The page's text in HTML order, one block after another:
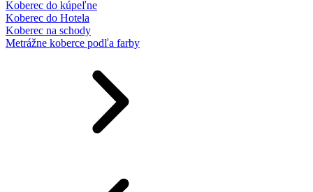
Koberec do kúpeľne
Koberec do Hotela
Koberec na schody
Metrážne koberce podľa farby